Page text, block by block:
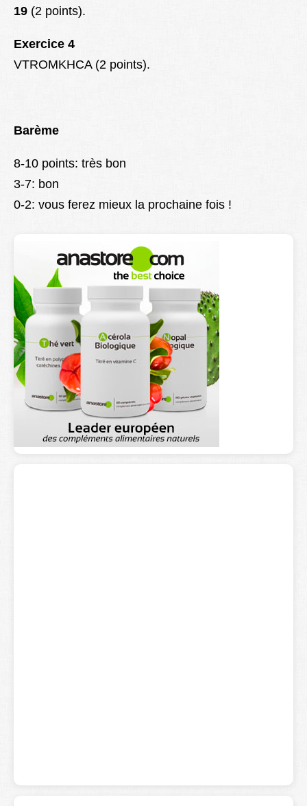
19 (2 points).
Exercice 4
VTROMKHCA (2 points).
Barème
8-10 points: très bon
3-7: bon
0-2: vous ferez mieux la prochaine fois !